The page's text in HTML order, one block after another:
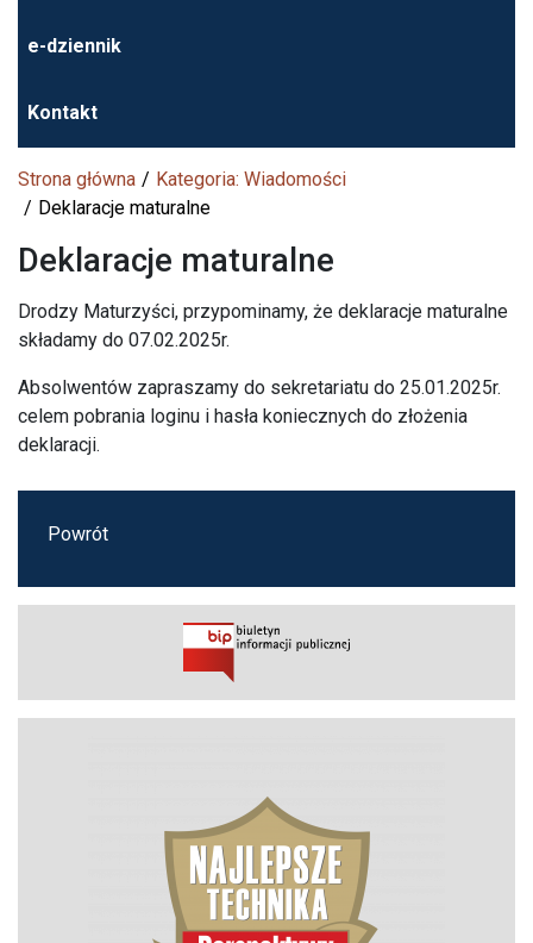
e-dziennik
Kontakt
Strona główna
Kategoria: Wiadomości
Deklaracje maturalne
Deklaracje maturalne
Drodzy Maturzyści, przypominamy, że deklaracje maturalne
składamy do 07.02.2025r.
Absolwentów zapraszamy do sekretariatu do 25.01.2025r.
celem pobrania loginu i hasła koniecznych do złożenia
deklaracji.
Powrót